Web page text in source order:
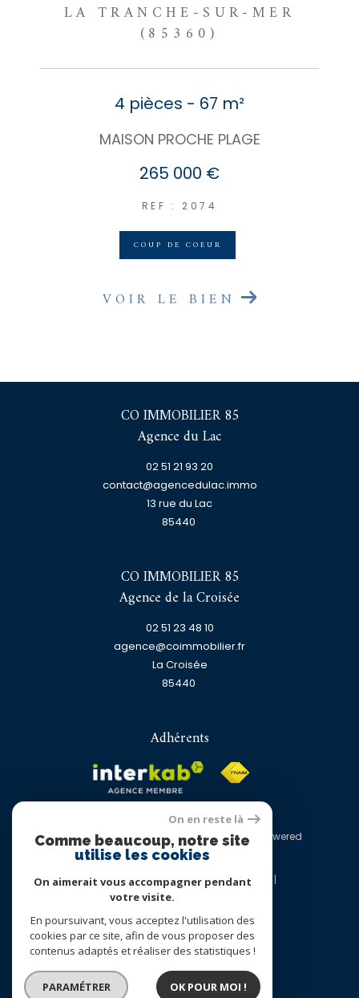
LA TRANCHE-SUR-MER
(85360)
4 pièces - 67 m²
MAISON PROCHE PLAGE
265 000 €
REF : 2074
COUP DE COEUR
VOIR LE BIEN
CO IMMOBILIER 85
Agence du Lac
02 51 21 93 20
contact@agencedulac.immo
13 rue du Lac
85440
CO IMMOBILIER 85
Agence de la Croisée
02 51 23 48 10
agence@coimmobilier.fr
La Croisée
85440
Adhérents
© 2026 | Tous droits réservés | Traduction powered
by Google |
Mentions légales
Admin
Nos liens
Politique RGPD
On en reste là
Comme beaucoup, notre site
utilise les cookies
On aimerait vous accompagner pendant
votre visite.
En poursuivant, vous acceptez l'utilisation des
cookies par ce site, afin de vous proposer des
contenus adaptés et réaliser des statistiques !
PARAMÉTRER OK POUR MOI !